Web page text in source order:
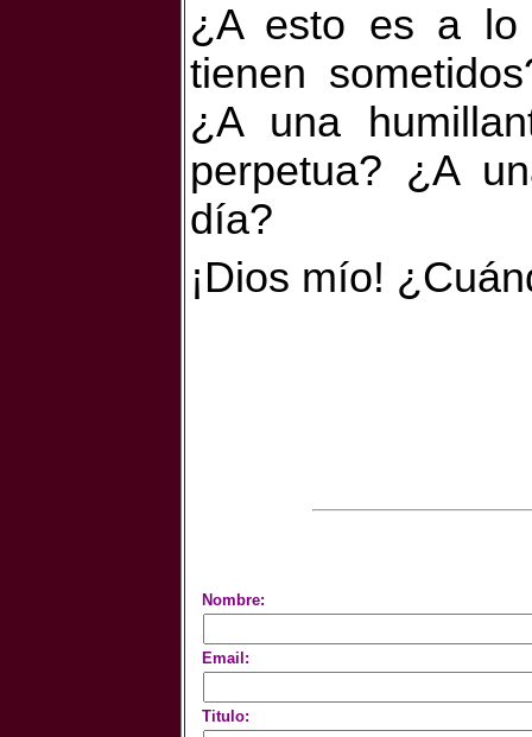
¿A esto es a lo
tienen
¿A una
perpetua? ¿A
día?
¡Dios mío!
Nombre:
Email:
Titulo: